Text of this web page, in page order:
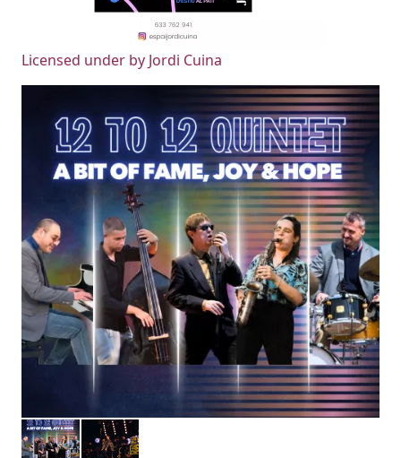
Licensed under by Jordi Cuina